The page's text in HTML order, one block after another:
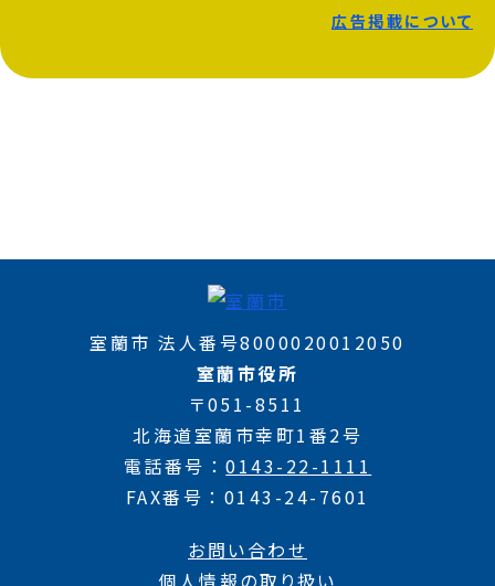
広告掲載について
室蘭市 法人番号8000020012050
室蘭市役所
〒051-8511
北海道室蘭市幸町1番2号
電話番号
0143-22-1111
FAX番号
0143-24-7601
お問い合わせ
個人情報の取り扱い